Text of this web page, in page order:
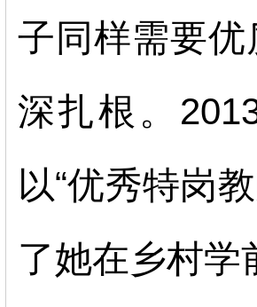
子同样需要
深扎根。
以“优秀特岗
了她在乡村学